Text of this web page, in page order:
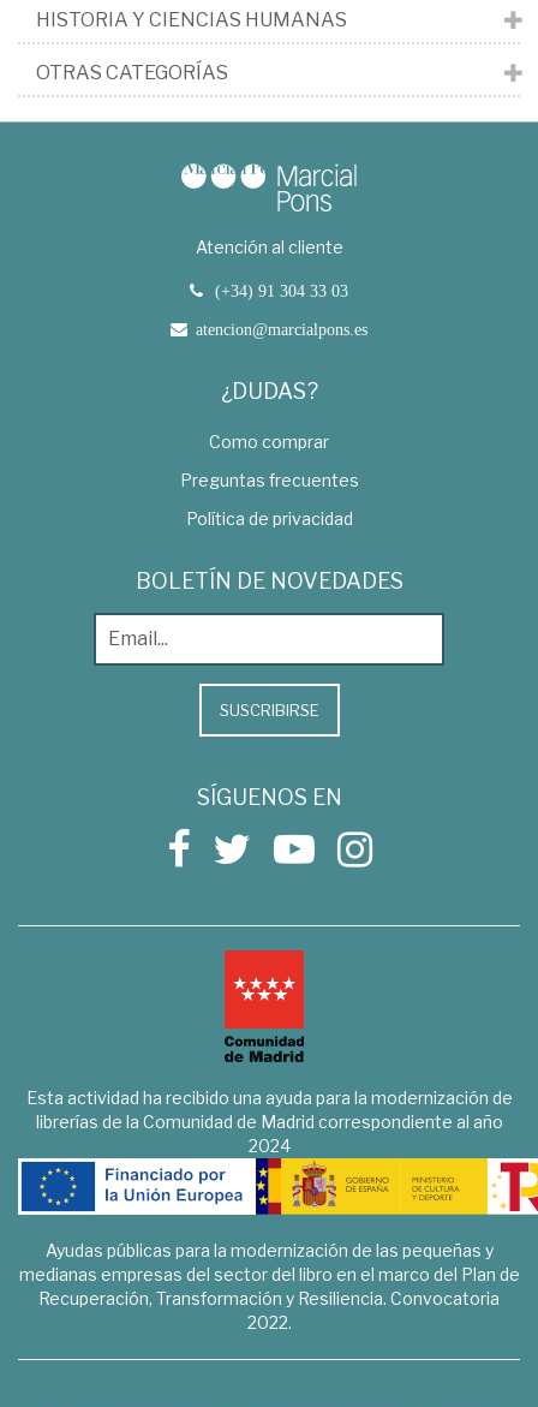
HISTORIA Y CIENCIAS HUMANAS
OTRAS CATEGORÍAS
Atención al cliente
(+34) 91 304 33 03
atencion@marcialpons.es
¿DUDAS?
Como comprar
Preguntas frecuentes
Política de privacidad
BOLETÍN DE NOVEDADES
SUSCRIBIRSE
SÍGUENOS EN
Esta actividad ha recibido una ayuda para la modernización de
librerías de la Comunidad de Madrid correspondiente al año
2024
Ayudas públicas para la modernización de las pequeñas y
medianas empresas del sector del libro en el marco del Plan de
Recuperación, Transformación y Resiliencia. Convocatoria
2022.